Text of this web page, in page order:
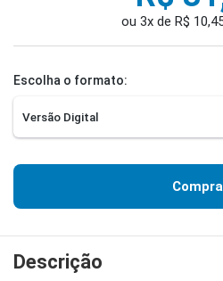
ou 3x de R$
Escolha o formato:
Descrição